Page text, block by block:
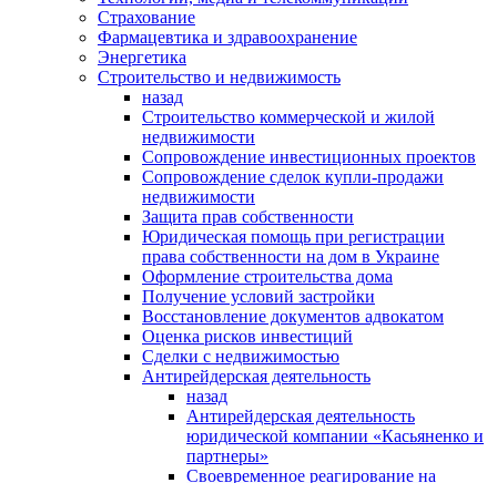
Страхование
Фармацевтика и здравоохранение
Энергетика
Строительство и недвижимость
назад
Строительство коммерческой и жилой
недвижимости
Сопровождение инвестиционных проектов
Сопровождение сделок купли-продажи
недвижимости
Защита прав собственности
Юридическая помощь при регистрации
права собственности на дом в Украине
Оформление строительства дома
Получение условий застройки
Восстановление документов адвокатом
Оценка рисков инвестиций
Сделки с недвижимостью
Антирейдерская деятельность
назад
Антирейдерская деятельность
юридической компании «Касьяненко и
партнеры»
Своевременное реагирование на